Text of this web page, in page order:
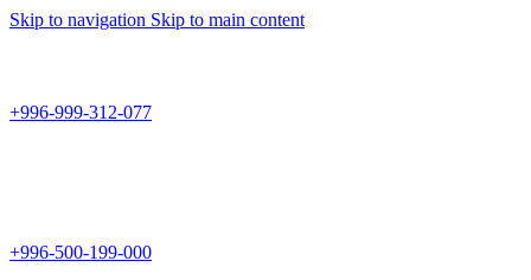
Skip to navigation Skip to main content
+996-999-312-077
+996-500-199-000